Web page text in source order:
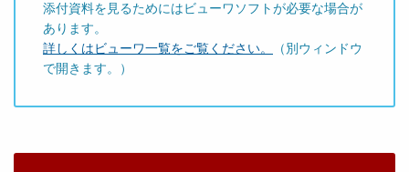
添付資料を見るためにはビューワソフトが必要な場合が
あります。
詳しくはビューワ一覧をご覧ください。
（別ウィンドウ
で開きます。）